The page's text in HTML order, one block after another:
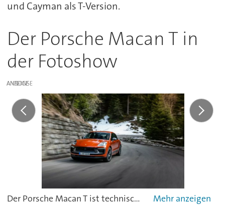
und Cayman als T-Version.
Der Porsche Macan T in
der Fotoshow
ANZEIGE
Der Porsche Macan T ist technisch weitgehend im Basislager zuhause. Heißt: Zweiliter-Vierzylinder-Turbo mit 195 kW/265 PS, Siebengang-Doppelkupplungsgetriebe (PDK), Allradantrieb.